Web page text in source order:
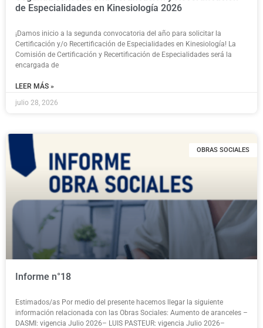
de Especialidades en Kinesiología 2026
¡Damos inicio a la segunda convocatoria del año para solicitar la
Certificación y/o Recertificación de Especialidades en Kinesiología! La
Comisión de Certificación y Recertificación de Especialidades será la
encargada de
LEER MÁS »
julio 28, 2026
OBRAS SOCIALES
Informe n°18
Estimados/as Por medio del presente hacemos llegar la siguiente
información relacionada con las Obras Sociales: Aumento de aranceles –
DASMI: vigencia Julio 2026– LUIS PASTEUR: vigencia Julio 2026–